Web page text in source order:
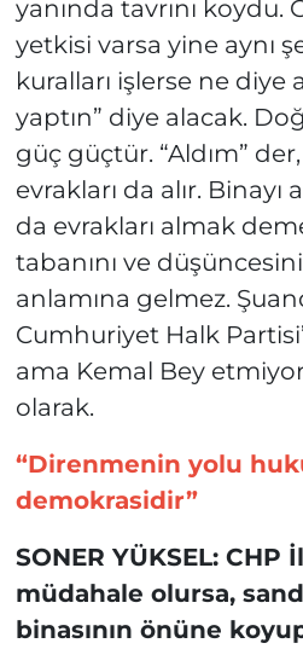
yanında tavrını koydu.
yetkisi varsa yine aynı
kuralları işlerse ne diye
yaptın” diye alacak.
güç güçtür. “Aldım”
evrakları da alır.
da evrakları almak
tabanını ve
anlamına gelmez.
Cumhuriyet Halk
ama Kemal Bey
olarak.
“Direnmenin yolu
demokrasidir”
SONER YÜKSEL: CHP
müdahale olursa,
binasının önüne